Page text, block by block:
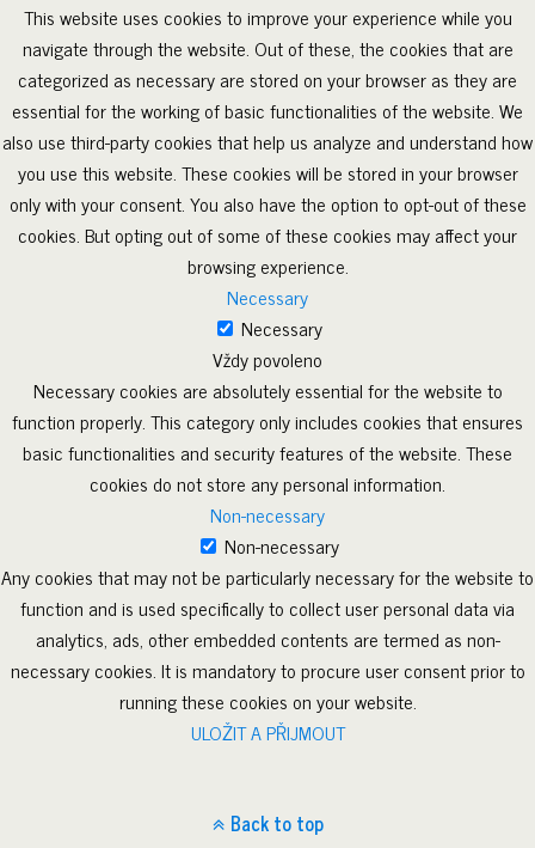
This website uses cookies to improve your experience while you
navigate through the website. Out of these, the cookies that are
categorized as necessary are stored on your browser as they are
essential for the working of basic functionalities of the website. We
also use third-party cookies that help us analyze and understand how
you use this website. These cookies will be stored in your browser
only with your consent. You also have the option to opt-out of these
cookies. But opting out of some of these cookies may affect your
browsing experience.
Necessary
Necessary
Vždy povoleno
Necessary cookies are absolutely essential for the website to
function properly. This category only includes cookies that ensures
basic functionalities and security features of the website. These
cookies do not store any personal information.
Non-necessary
Non-necessary
Any cookies that may not be particularly necessary for the website to
function and is used specifically to collect user personal data via
analytics, ads, other embedded contents are termed as non-
necessary cookies. It is mandatory to procure user consent prior to
running these cookies on your website.
ULOŽIT A PŘIJMOUT
Back to top